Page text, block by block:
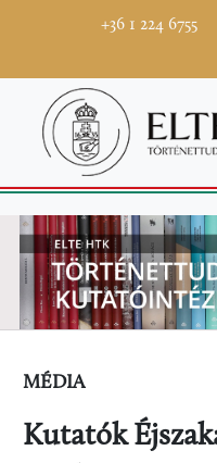
+36 1 224 6755
MÉDIA
Kutatók